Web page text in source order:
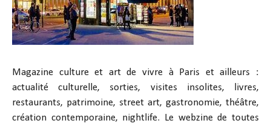
Magazine culture et art de vivre à Paris et ailleurs :
actualité culturelle, sorties, visites insolites, livres,
restaurants, patrimoine, street art, gastronomie, théâtre,
création contemporaine, nightlife. Le webzine de toutes